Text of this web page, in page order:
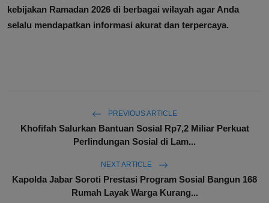
kebijakan Ramadan 2026 di berbagai wilayah agar Anda
selalu mendapatkan informasi akurat dan terpercaya.
PREVIOUS ARTICLE
Khofifah Salurkan Bantuan Sosial Rp7,2 Miliar Perkuat
Perlindungan Sosial di Lam...
NEXT ARTICLE
Kapolda Jabar Soroti Prestasi Program Sosial Bangun 168
Rumah Layak Warga Kurang...